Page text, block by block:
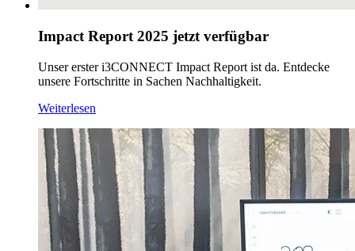
Impact Report 2025 jetzt verfügbar
Unser erster i3CONNECT Impact Report ist da. Entdecke
unsere Fortschritte in Sachen Nachhaltigkeit.
Weiterlesen